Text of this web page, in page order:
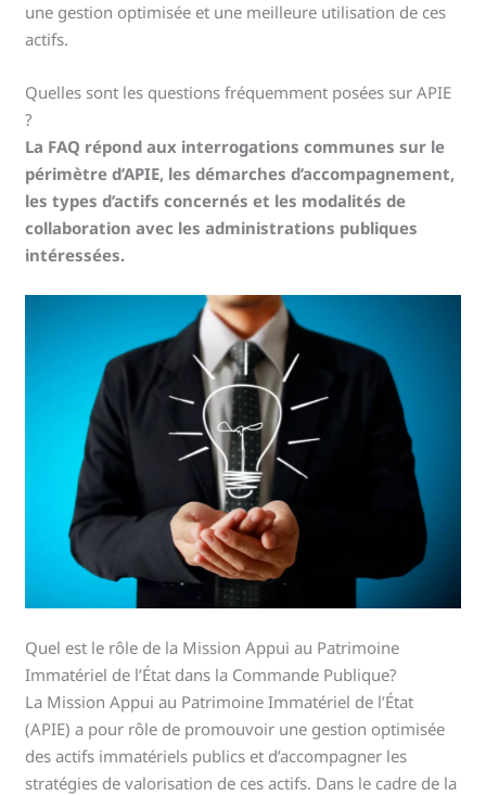
une gestion optimisée et une meilleure utilisation de ces
actifs.
Quelles sont les questions fréquemment posées sur APIE
?
La FAQ répond aux interrogations communes sur le
périmètre d’APIE, les démarches d’accompagnement,
les types d’actifs concernés et les modalités de
collaboration avec les administrations publiques
intéressées.
Quel est le rôle de la Mission Appui au Patrimoine
Immatériel de l’État dans la Commande Publique?
La Mission Appui au Patrimoine Immatériel de l’État
(APIE) a pour rôle de promouvoir une gestion optimisée
des actifs immatériels publics et d’accompagner les
stratégies de valorisation de ces actifs. Dans le cadre de la